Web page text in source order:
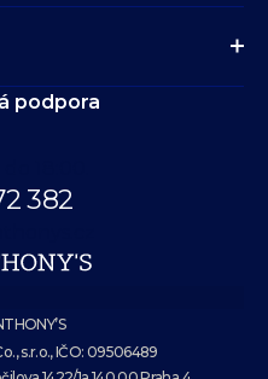
podpora
382
s.r.o., IČO: 09506489